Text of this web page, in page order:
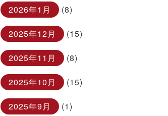
2026年1月 (8)
2025年12月 (15)
2025年11月 (8)
2025年10月 (15)
2025年9月 (1)